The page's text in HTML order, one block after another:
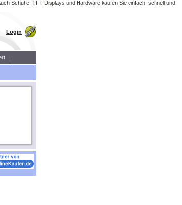
Schuhe, TFT Displays und Hardware kaufen Sie einfach, schnell und
Login